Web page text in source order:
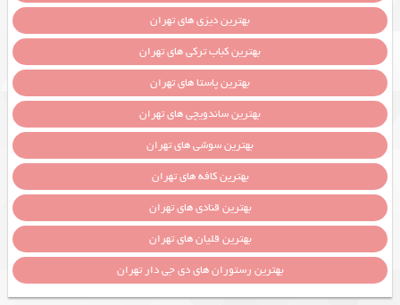
بهترین دیزی های تهران
بهترین کباب ترکی های تهران
بهترین پاستا های تهران
بهترین ساندویچی های تهران
بهترین سوشی های تهران
بهترین کافه های تهران
بهترین قنادی های تهران
بهترین قلیان های تهران
بهترین رستوران های دی جی دار تهران